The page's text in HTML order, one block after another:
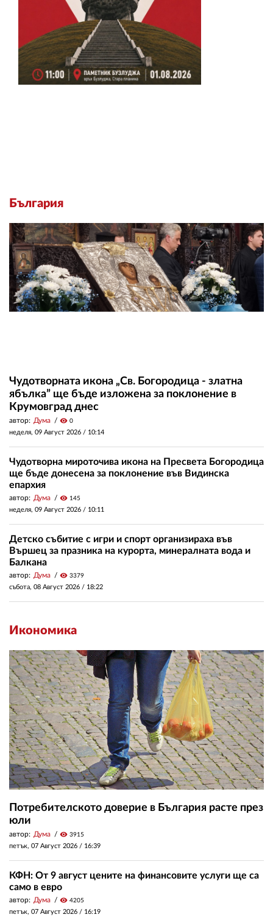
България
Чудотворната икона „Св. Богородица - златна
ябълка” ще бъде изложена за поклонение в
Крумовград днес
автор: Дума visibility 0
неделя, 09 Август 2026 / 10:14
Чудотворна мироточива икона на Пресвета Богородица
ще бъде донесена за поклонение във Видинска
епархия
автор: Дума visibility 145
неделя, 09 Август 2026 / 10:11
Детско събитие с игри и спорт организираха във
Вършец за празника на курорта, минералната вода и
Балкана
автор: Дума visibility 3379
събота, 08 Август 2026 / 18:22
Икономика
Потребителското доверие в България расте през
юли
автор: Дума visibility 3915
петък, 07 Август 2026 / 16:39
КФН: От 9 август цените на финансовите услуги ще са
само в евро
автор: Дума visibility 4205
петък, 07 Август 2026 / 16:19